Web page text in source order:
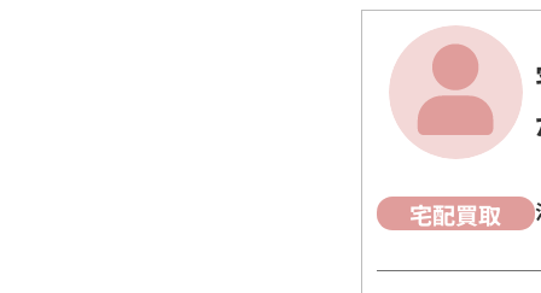
宅配買取